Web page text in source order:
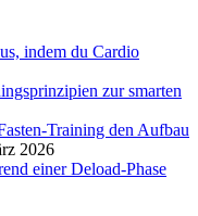
indem du Cardio
zur smarten
Training den Aufbau
2026
einer Deload-Phase